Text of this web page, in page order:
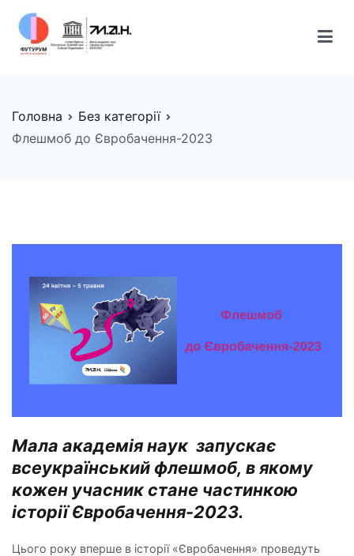
Перейти
вмісту
Головна
Без категорії
Флешмоб до Євробачення-2023
Мала академіянаук запускає
всеукраїнськийфлешмоб, вякому
кожен учасникстане частинкою
історіїЄвробачення-2023.
Цього року вперше в історії «Євробачення» проведуть